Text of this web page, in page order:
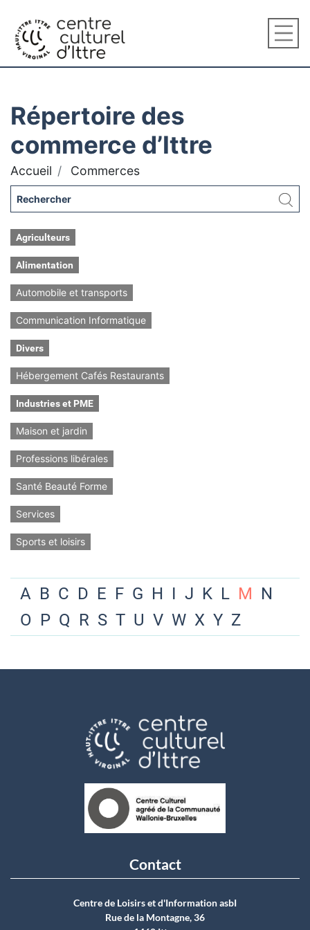
Répertoire des
commerce d’Ittre
Accueil Commerces
Agriculteurs
Alimentation
Automobile et transports
Communication Informatique
Divers
Hébergement Cafés Restaurants
Industries et PME
Maison et jardin
Professions libérales
Santé Beauté Forme
Services
Sports et loisirs
A B C D E F G H I J K L M N
O P Q R S T U V W X Y Z
Contact
Centre de Loisirs et d'Information asbI
Rue de la Montagne, 36